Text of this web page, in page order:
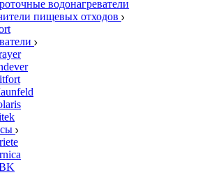
водонагреватели
пищевых отходов